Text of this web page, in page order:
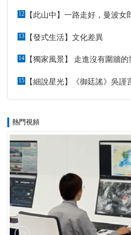
12 【此山中】一路走好，曼波女
13 【發式生活】文化差異
14 【獨家風景】 走進沒有圍牆
15 【細說星光】《御廷謠》吳謹
熱門視頻